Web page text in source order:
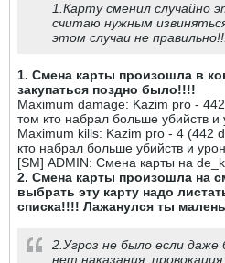
1.Карту сменил случайно
считаю нужным
этом случаи не
1. Смена карты произошла в
закупаться поздно было!!!!
Maximum damage: Kazim pro -
том кто набрал больше убийств и
Maximum kills: Kazim pro - 4 (442
кто набрал больше убийств и
[SM] ADMIN: Смена карты на
2. Смена карты произошла на
выбрать эту карту надо
списка!!!! Лажанулся ты
2.Угроз не было если даже
нет наказания,